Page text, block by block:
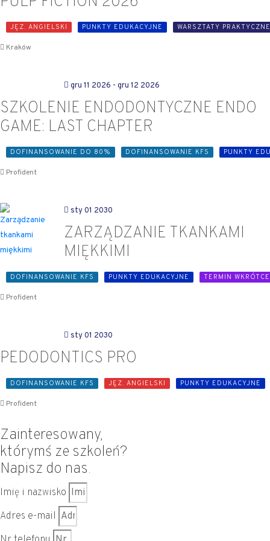
JĘZ. ANGIELSKI PUNKTY EDUKACYJNE WARSZTATY PRAKTYCZNE
Kraków
gru 11 2026 - gru 12 2026
SZKOLENIE ENDODONTYCZNE ENDO
GAME: LAST CHAPTER
DOFINANSOWANIE DO 80% DOFINANSOWANIE KFS PUNKTY
Profident
sty 01 2030
ZARZĄDZANIE TKANKAMI
MIĘKKIMI
DOFINANSOWANIE KFS PUNKTY EDUKACYJNE TERMIN WKRÓTCE
Profident
sty 01 2030
PEDODONTICS PRO
DOFINANSOWANIE KFS JĘZ. ANGIELSKI PUNKTY EDUKACYJNE
Profident
Zainteresowany,
którymś ze szkoleń?
Napisz do nas.
Imię i nazwisko
Adres e-mail